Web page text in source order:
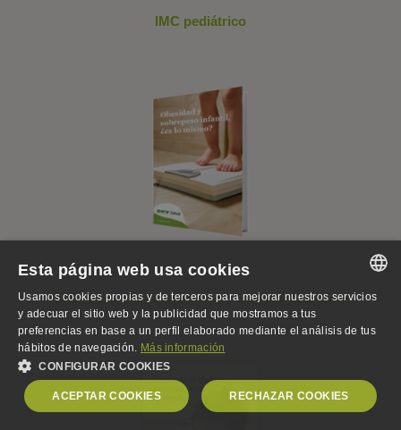
IMC pediátrico
Diferencias entre obesidad y sobrepeso infantil
GERMAN
Esta página web usa cookies
Usamos cookies propias y de terceros para mejorar nuestros servicios
y adecuar el sitio web y la publicidad que mostramos a tus
preferencias en base a un perfil elaborado mediante el análisis de tus
hábitos de navegación. Más información
CONFIGURAR COOKIES
ACEPTAR COOKIES RECHAZAR COOKIES